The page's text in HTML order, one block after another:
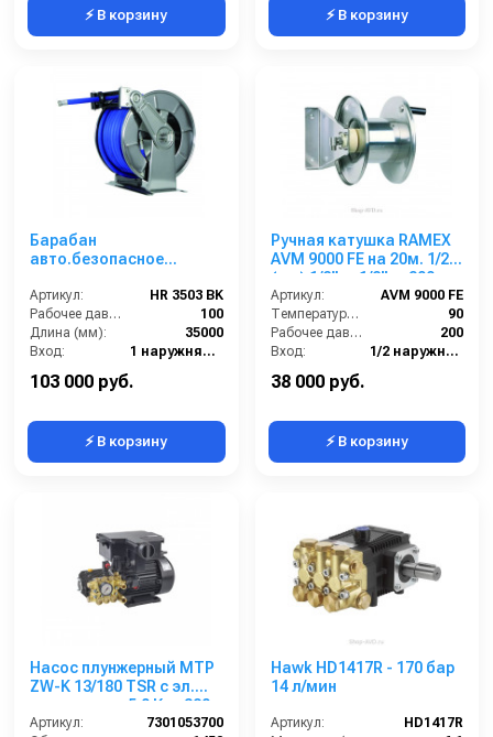
⚡ В корзину ⚡ В корзину
Барабан
авто.безопасное
35м 3/4 25м 1 (нерж.) 1ш
3/4г 100 бар
Артикул:
HR 3503 BK
Рабочее давление (бар):
100
Длина (мм):
35000
Вход:
1 наружняя резьба
103 000 руб.
⚡ В корзину
Ручная катушка RAMEX
AVM 9000 FE на 20м. 1/2"
(кр.) 1/2"ш. 1/2"ш. 200
бар.
Артикул:
AVM 9000 FE
Температура (°C):
90
Рабочее давление (бар):
200
Вход:
1/2 наружняя резьба
38 000 руб.
⚡ В корзину
Насос плунжерный MTP
ZW-K 13/180 TSR с эл.
двигателем 5,0 Квт 380
В
Артикул:
7301053700
Hawk HD1417R - 170 бар
14 л/мин
Артикул:
HD1417R